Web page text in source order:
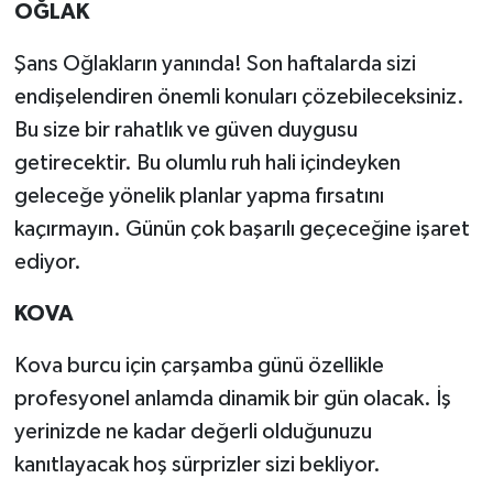
OĞLAK
Şans Oğlakların yanında! Son haftalarda sizi
endişelendiren önemli konuları çözebileceksiniz.
Bu size bir rahatlık ve güven duygusu
getirecektir. Bu olumlu ruh hali içindeyken
geleceğe yönelik planlar yapma fırsatını
kaçırmayın. Günün çok başarılı geçeceğine işaret
ediyor.
KOVA
Kova burcu için çarşamba günü özellikle
profesyonel anlamda dinamik bir gün olacak. İş
yerinizde ne kadar değerli olduğunuzu
kanıtlayacak hoş sürprizler sizi bekliyor.